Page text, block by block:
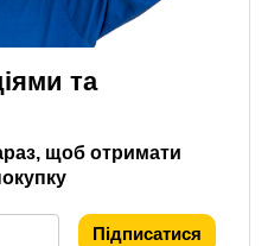
та
щоб отримати
Підписатися